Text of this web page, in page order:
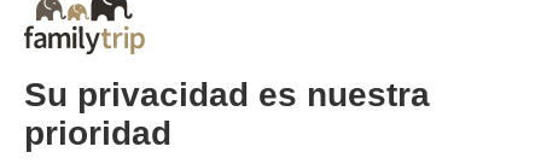
Destinos
Vacaciones de esquí en Francia
Familytrip
Su privacidad es nuestra
prioridad